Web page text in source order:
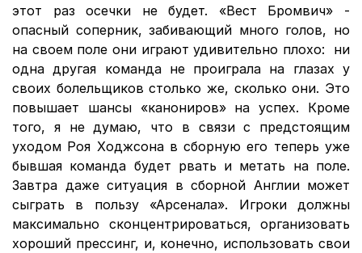
этот раз осечки не будет. «Вест Бромвич» -
опасный соперник, забивающий много голов, но
на своем поле они играют удивительно плохо: ни
одна другая команда не проиграла на глазах у
своих болельщиков столько же, сколько они. Это
повышает шансы «канониров» на успех. Кроме
того, я не думаю, что в связи с предстоящим
уходом Роя Ходжсона в сборную его теперь уже
бывшая команда будет рвать и метать на поле.
Завтра даже ситуация в сборной Англии может
сыграть в пользу «Арсенала». Игроки должны
максимально сконцентрироваться, организовать
хороший прессинг, и, конечно, использовать свои